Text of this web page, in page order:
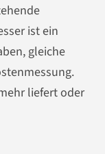
ist ein
gleiche
liefert oder